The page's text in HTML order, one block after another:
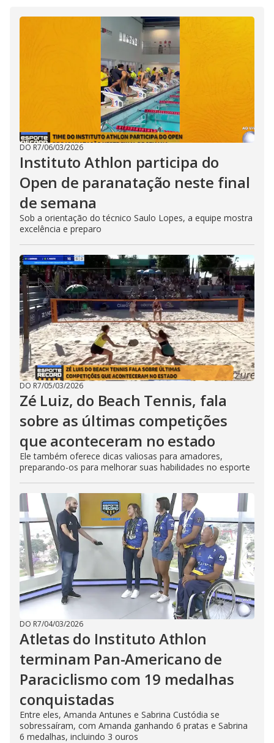
DO R7/06/03/2026
Instituto Athlon participa do
Open de paranatação neste final
de semana
Sob a orientação do técnico Saulo Lopes, a equipe mostra
excelência e preparo
DO R7/05/03/2026
Zé Luiz, do Beach Tennis, fala
sobre as últimas competições
que aconteceram no estado
Ele também oferece dicas valiosas para amadores,
preparando-os para melhorar suas habilidades no esporte
DO R7/04/03/2026
Atletas do Instituto Athlon
terminam Pan-Americano de
Paraciclismo com 19 medalhas
conquistadas
Entre eles, Amanda Antunes e Sabrina Custódia se
sobressaíram, com Amanda ganhando 6 pratas e Sabrina
6 medalhas, incluindo 3 ouros